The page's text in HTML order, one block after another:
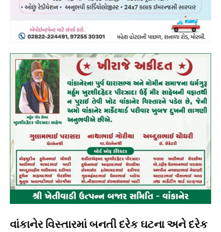
વાંકાનેર વિસ્તારમાં બનતી દરેક ઘટના અને દરેક